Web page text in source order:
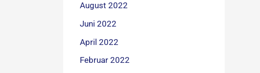
August 2022
Juni 2022
April 2022
Februar 2022